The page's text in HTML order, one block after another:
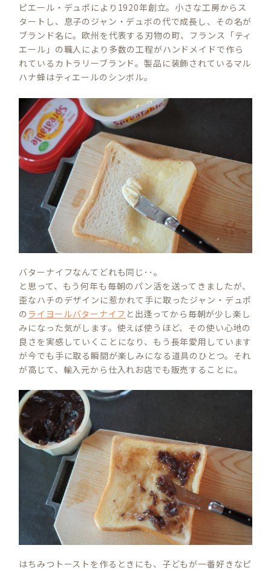
ピエール・デュポにより1920年創立。小さな工房からス
タートし、息子のジャン・デュボの代で成長し、その名が
ブランド名に。欧州を代表する刃物の町、フランス「ティ
エール」の職人により多数の工程がハンドメイドで作ら
れているカトラリーブランド。製品に装飾されているマル
ハナ蜂はティエールのシンボル。
バターナイフなんてどれも同じ･･。
と思って、もう何年も毎朝のパン活を送ってきましたが、
歪なハチのデザインに惹かれて手に取ったジャン・デュポ
の ライヨールバターナイフ と出逢ってから毎朝が少し楽し
みになった気がします。使えば使うほど、その使い心地の
良さを実感していくことになり、もう長年愛用しています
が今でも手に取る瞬間が楽しみになる道具のひとつ。それ
が高じて、輸入元から仕入れお店でも販売することに。
はちみつトーストを作るときにも、子どもが一番好きなピ